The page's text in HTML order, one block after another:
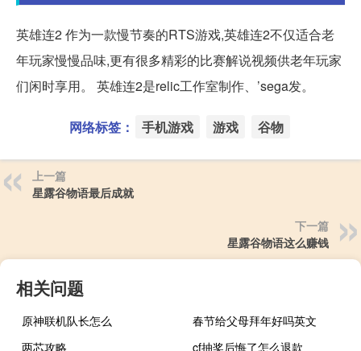
英雄连2 作为一款慢节奏的RTS游戏,英雄连2不仅适合老
年玩家慢慢品味,更有很多精彩的比赛解说视频供老年玩家
们闲时享用。 英雄连2是relic工作室制作、’sega发。
网络标签： 手机游戏 游戏 谷物
上一篇
星露谷物语最后成就
下一篇
星露谷物语这么赚钱
相关问题
原神联机队长怎么
春节给父母拜年好吗英文
两芯攻略
cf抽奖后悔了怎么退款